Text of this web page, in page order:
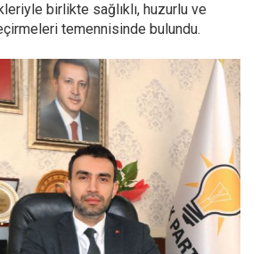
birlikte sağlıklı, huzurlu ve
temennisinde bulundu.